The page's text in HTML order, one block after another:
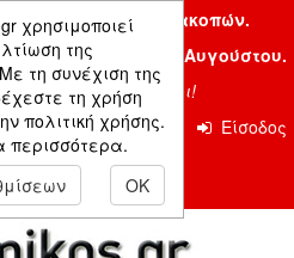
χρησιμοποιεί
της
τη συνέχιση της
τη χρήση
πολιτική χρήσης.
περισσότερα.
OK
κλειστό λόγω διακοπών.
την Δευτέρα 24 Αυγούστου.
όμορφο καλοκαίρι!
Επικοινωνία
Είσοδος